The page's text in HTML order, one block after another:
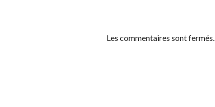
Les commentaires sont fermés.